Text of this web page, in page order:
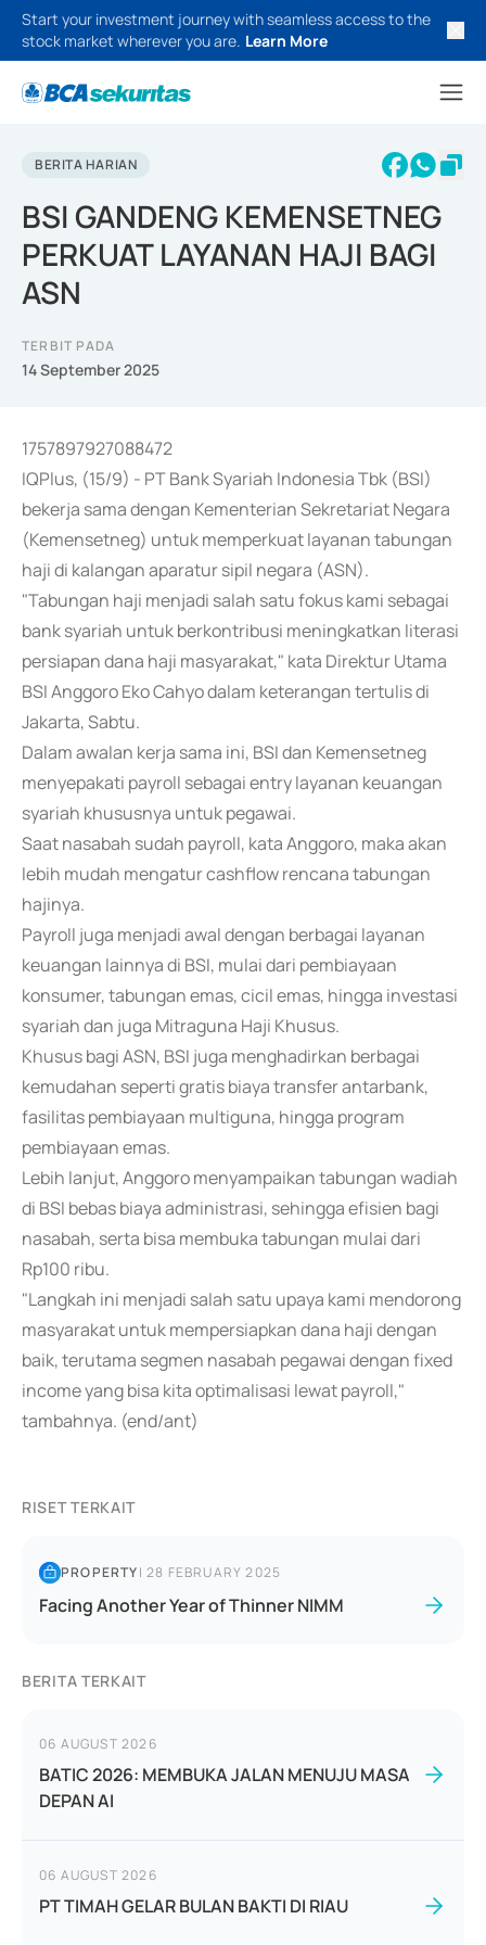
Start your investment journey with seamless access to the
stock market wherever you are. Learn More
BERITA HARIAN
BSI GANDENG KEMENSETNEG
PERKUAT LAYANAN HAJI BAGI
ASN
TERBIT PADA
14 September 2025
1757897927088472
IQPlus, (15/9) - PT Bank Syariah Indonesia Tbk (BSI)
bekerja sama dengan Kementerian Sekretariat Negara
(Kemensetneg) untuk memperkuat layanan tabungan
haji di kalangan aparatur sipil negara (ASN).
"Tabungan haji menjadi salah satu fokus kami sebagai
bank syariah untuk berkontribusi meningkatkan literasi
persiapan dana haji masyarakat," kata Direktur Utama
BSI Anggoro Eko Cahyo dalam keterangan tertulis di
Jakarta, Sabtu.
Dalam awalan kerja sama ini, BSI dan Kemensetneg
menyepakati payroll sebagai entry layanan keuangan
syariah khususnya untuk pegawai.
Saat nasabah sudah payroll, kata Anggoro, maka akan
lebih mudah mengatur cashflow rencana tabungan
hajinya.
Payroll juga menjadi awal dengan berbagai layanan
keuangan lainnya di BSI, mulai dari pembiayaan
konsumer, tabungan emas, cicil emas, hingga investasi
syariah dan juga Mitraguna Haji Khusus.
Khusus bagi ASN, BSI juga menghadirkan berbagai
kemudahan seperti gratis biaya transfer antarbank,
fasilitas pembiayaan multiguna, hingga program
pembiayaan emas.
Lebih lanjut, Anggoro menyampaikan tabungan wadiah
di BSI bebas biaya administrasi, sehingga efisien bagi
nasabah, serta bisa membuka tabungan mulai dari
Rp100 ribu.
"Langkah ini menjadi salah satu upaya kami mendorong
masyarakat untuk mempersiapkan dana haji dengan
baik, terutama segmen nasabah pegawai dengan fixed
income yang bisa kita optimalisasi lewat payroll,"
tambahnya. (end/ant)
RISET TERKAIT
PROPERTY|28 FEBRUARY 2025
Facing Another Year of Thinner NIMM
BERITA TERKAIT
06 AUGUST 2026
BATIC 2026: MEMBUKA JALAN MENUJU MASA
DEPAN AI
06 AUGUST 2026
PT TIMAH GELAR BULAN BAKTI DI RIAU